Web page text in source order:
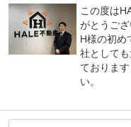
この度は
がとうござ
H様の初め
社として
ておりま
い。